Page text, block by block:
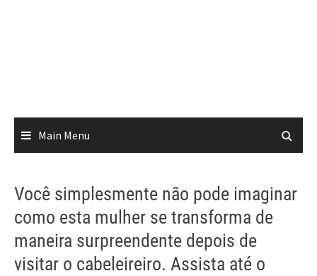
Main Menu
Você simplesmente não pode imaginar
como esta mulher se transforma de
maneira surpreendente depois de
visitar o cabeleireiro. Assista até o